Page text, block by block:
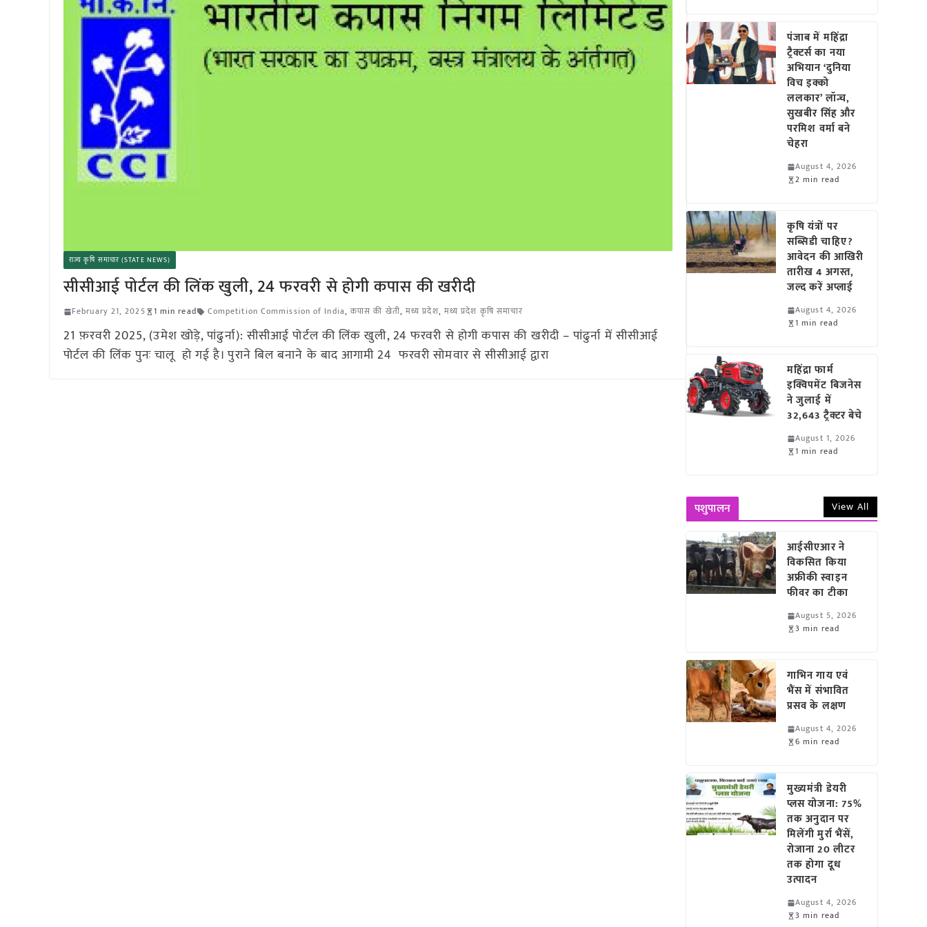
राज्य कृषि समाचार (STATE NEWS)
सीसीआई पोर्टल की लिंक खुली, 24 फरवरी से होगी कपास की खरीदी
February 21, 2025 1 min read Competition Commission of India,कपास की खेती,मध्य प्रदेश, मध्य प्रदेश कृषि समाचार
21 फ़रवरी 2025, (उमेश खोड़े, पांढुर्ना): सीसीआई पोर्टल की लिंक खुली, 24 फरवरी से होगी कपास की खरीदी – पांढुर्ना में सीसीआई
पोर्टल की लिंक पुनः चालू हो गई है। पुराने बिल बनाने के बाद आगामी 24 फरवरी सोमवार से सीसीआई द्वारा
पंजाब में महिंद्रा
ट्रैक्टर्स का नया
अभियान ‘दुनिया
विच इक्को
ललकार’ लॉन्च,
सुखबीर सिंह और
परमिश वर्मा बने
चेहरा
August 4, 2026
2 min read
कृषि यंत्रों पर
सब्सिडी चाहिए?
आवेदन की आखिरी
तारीख 4 अगस्त,
जल्द करें अप्लाई
August 4, 2026
1 min read
महिंद्रा फार्म
इक्विपमेंट बिजनेस
ने जुलाई में
32,643 ट्रैक्टर बेचे
August 1, 2026
1 min read
पशुपालन View All
आईसीएआर ने
विकसित किया
अफ्रीकी स्वाइन
फीवर का टीका
August 5, 2026
3 min read
गाभिन गाय एवं
भैंस में संभावित
प्रसव के लक्षण
August 4, 2026
6 min read
मुख्यमंत्री डेयरी
प्लस योजना: 75%
तक अनुदान पर
मिलेंगी मुर्रा भैंसें,
रोजाना 20 लीटर
तक होगा दूध
उत्पादन
August 4, 2026
3 min read